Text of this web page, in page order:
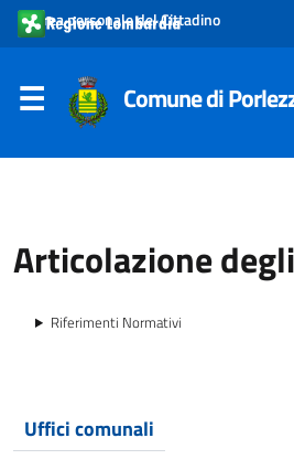
Area personale del Cittadino
Comune di
Articolazione
Riferimenti Normativi
Uffici comunali